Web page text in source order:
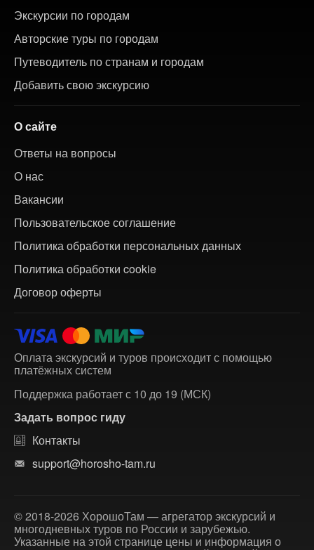
Экскурсии по городам
Авторские туры по городам
Путеводитель по странам и городам
Добавить свою экскурсию
О сайте
Ответы на вопросы
О нас
Вакансии
Пользовательское соглашение
Политика обработки персональных данных
Политика обработки cookie
Договор оферты
Оплата экскурсий и туров происходит с помощью
платёжных систем
Поддержка работает с 10 до 19 (МСК)
Задать вопрос гиду
Контакты
support@horosho-tam.ru
© 2018-2026 ХорошоТам — агрегатор экскурсий и
многодневных туров по России и зарубежью.
Указанные на этой странице цены и информация о